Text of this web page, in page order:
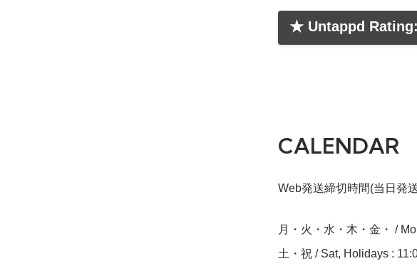
★ Untappd
CALENDAR
Web発送締切時間(当日発
月・火・水・木・金・ /
土・祝 / Sat, Holidays :